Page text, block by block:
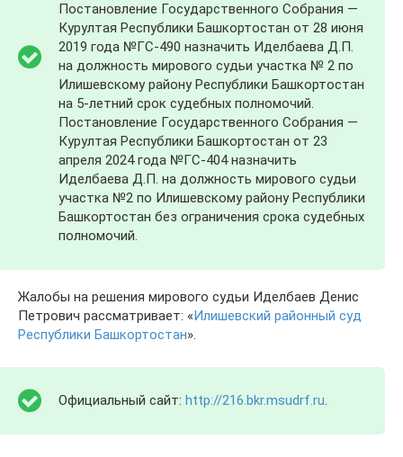
Постановление Государственного Собрания —
Курултая Республики Башкортостан от 28 июня
2019 года №ГС-490 назначить Иделбаева Д.П.
на должность мирового судьи участка № 2 по
Илишевскому району Республики Башкортостан
на 5-летний срок судебных полномочий.
Постановление Государственного Собрания —
Курултая Республики Башкортостан от 23
апреля 2024 года №ГС-404 назначить
Иделбаева Д.П. на должность мирового судьи
участка №2 по Илишевскому району Республики
Башкортостан без ограничения срока судебных
полномочий.
Жалобы на решения мирового судьи Иделбаев Денис
Петрович рассматривает: «Илишевский районный суд
Республики Башкортостан».
Официальный сайт: http://216.bkr.msudrf.ru